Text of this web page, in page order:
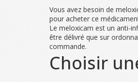
Vous avez besoin de
pour acheter ce
Le meloxicam est un anti-
être délivré que sur
commande.
Choisir